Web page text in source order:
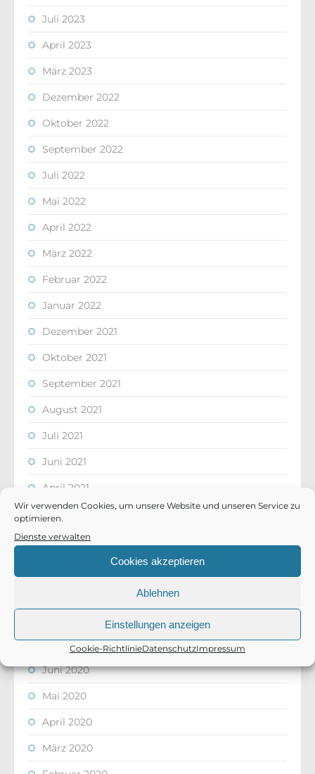
Wir verwenden Cookies, um unsere Website und unseren Service zu
optimieren.
Dienste verwalten
Cookies akzeptieren
Ablehnen
Einstellungen anzeigen
Cookie-RichtlinieDatenschutzImpressum
Juli 2023
April 2023
März 2023
Dezember 2022
Oktober 2022
September 2022
Juli 2022
Mai 2022
April 2022
März 2022
Februar 2022
Januar 2022
Dezember 2021
Oktober 2021
September 2021
August 2021
Juli 2021
Juni 2021
April 2021
März 2021
Februar 2021
November 2020
Juli 2020
Juni 2020
Mai 2020
April 2020
März 2020